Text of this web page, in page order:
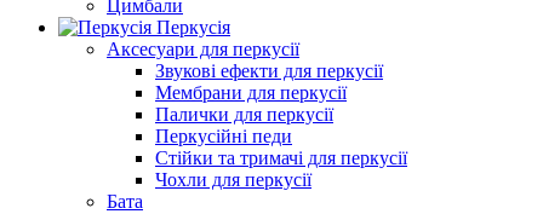
Цимбали
Перкусія
Аксесуари для перкусії
Звукові ефекти для перкусії
Мембрани для перкусії
Палички для перкусії
Перкусійні педи
Стійки та тримачі для перкусії
Чохли для перкусії
Бата